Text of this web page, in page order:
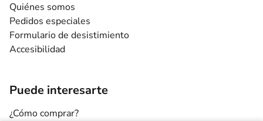
Quiénes somos
Pedidos especiales
Formulario de desistimiento
Accesibilidad
Puede interesarte
¿Cómo comprar?